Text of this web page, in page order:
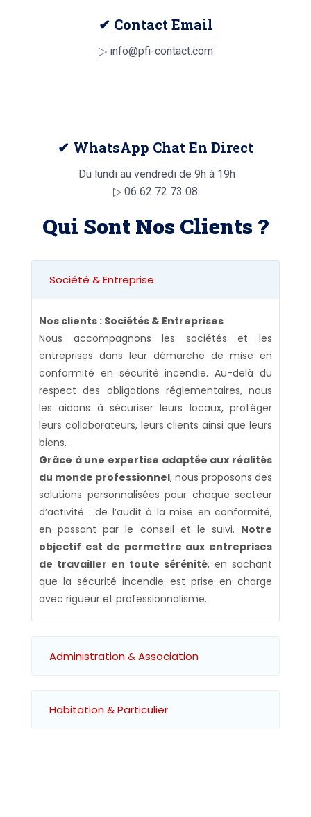
✔ Contact Email
▷ info@pfi-contact.com
✔ WhatsApp Chat En Direct
Du lundi au vendredi de 9h à 19h
▷ 06 62 72 73 08
Qui Sont Nos Clients ?
Société & Entreprise
Nos clients : Sociétés & Entreprises
Nous accompagnons les sociétés et les
entreprises dans leur démarche de mise en
conformité en sécurité incendie. Au-delà du
respect des obligations réglementaires, nous
les aidons à sécuriser leurs locaux, protéger
leurs collaborateurs, leurs clients ainsi que leurs
biens.
Grâce à une expertise adaptée aux réalités
du monde professionnel, nous proposons des
solutions personnalisées pour chaque secteur
d’activité : de l’audit à la mise en conformité,
en passant par le conseil et le suivi. Notre
objectif est de permettre aux entreprises
de travailler en toute sérénité, en sachant
que la sécurité incendie est prise en charge
avec rigueur et professionnalisme.
Administration & Association
Habitation & Particulier